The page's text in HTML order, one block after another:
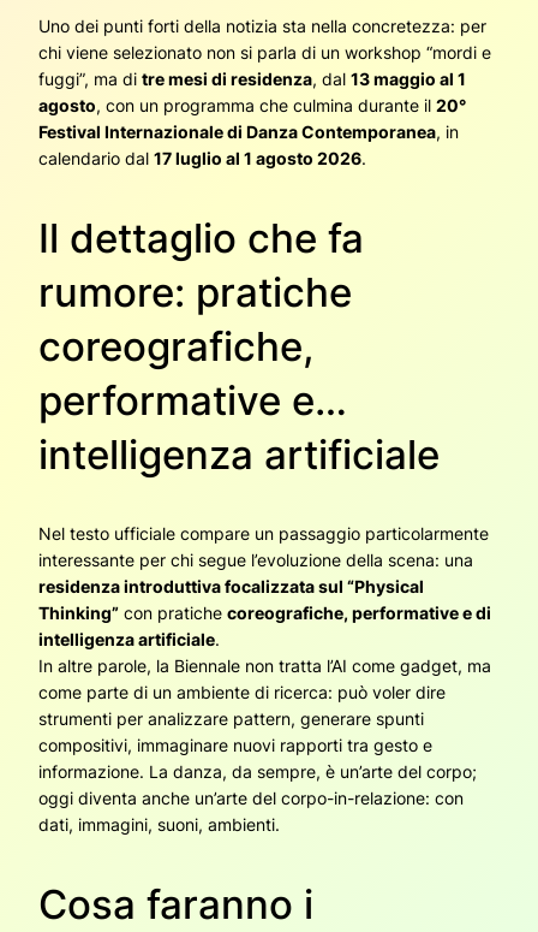
Uno dei punti forti della notizia sta nella concretezza: per
chi viene selezionato non si parla di un workshop “mordi e
fuggi”, ma di tre mesi di residenza, dal 13 maggio al 1
agosto, con un programma che culmina durante il 20°
Festival Internazionale di Danza Contemporanea, in
calendario dal 17 luglio al 1 agosto 2026.
Il dettaglio che fa
rumore: pratiche
coreografiche,
performative e…
intelligenza artificiale
Nel testo ufficiale compare un passaggio particolarmente
interessante per chi segue l’evoluzione della scena: una
residenza introduttiva focalizzata sul “Physical
Thinking” con pratiche coreografiche, performative e di
intelligenza artificiale.
In altre parole, la Biennale non tratta l’AI come gadget, ma
come parte di un ambiente di ricerca: può voler dire
strumenti per analizzare pattern, generare spunti
compositivi, immaginare nuovi rapporti tra gesto e
informazione. La danza, da sempre, è un’arte del corpo;
oggi diventa anche un’arte del corpo-in-relazione: con
dati, immagini, suoni, ambienti.
Cosa faranno i